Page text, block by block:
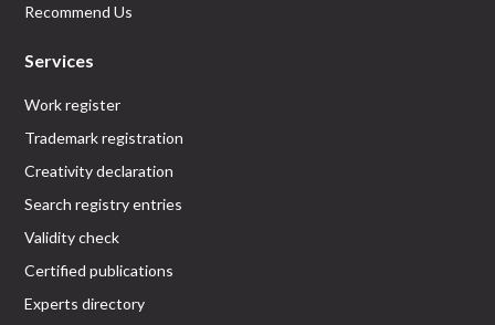
Recommend Us
Services
Work register
Trademark registration
Creativity declaration
Search registry entries
Validity check
Certified publications
Experts directory